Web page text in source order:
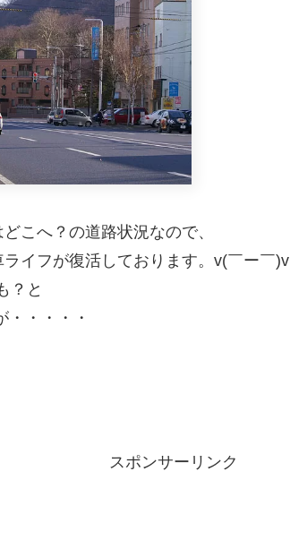
こへ？の道路状況なので、
イフが復活しております。v(￣ー￣)v
？と
・・・・・
スポンサーリンク